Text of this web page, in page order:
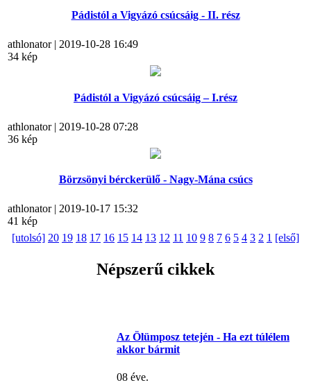
Pádistól a Vigyázó csúcsáig - II. rész
athlonator | 2019-10-28 16:49
34 kép
Pádistól a Vigyázó csúcsáig – I.rész
athlonator | 2019-10-28 07:28
36 kép
Börzsönyi bérckerülő - Nagy-Mána csúcs
athlonator | 2019-10-17 15:32
41 kép
[utolsó] 20 19 18 17 16 15 14 13 12 11 10 9 8 7 6 5 4 3 2 1 [első]
Népszerű cikkek
Az Ölümposz tetején - Ha ezt túlélem
akkor bármit
08 éve.